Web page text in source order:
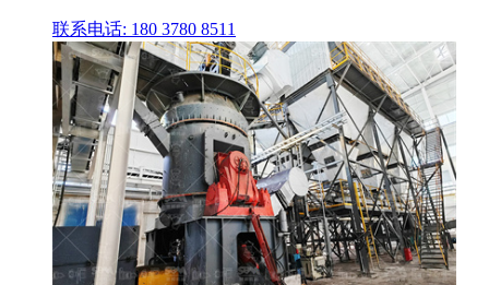
联系电话: 180 3780 8511